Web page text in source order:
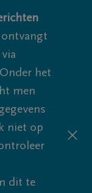
ontvangt
het
men
niet op
dit te